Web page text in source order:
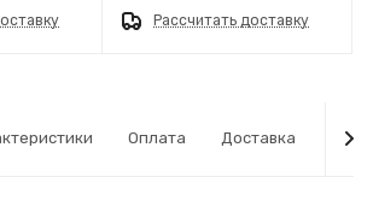
Рассчитать доставку
Оплата Доставка